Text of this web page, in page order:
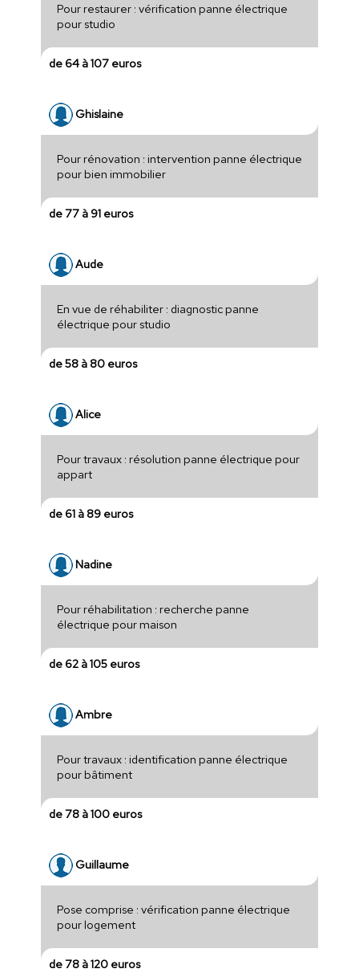
Pour restaurer : vérification panne électrique
pour studio
de 64 à 107 euros
Ghislaine
Pour rénovation : intervention panne électrique
pour bien immobilier
de 77 à 91 euros
Aude
En vue de réhabiliter : diagnostic panne
électrique pour studio
de 58 à 80 euros
Alice
Pour travaux : résolution panne électrique pour
appart
de 61 à 89 euros
Nadine
Pour réhabilitation : recherche panne
électrique pour maison
de 62 à 105 euros
Ambre
Pour travaux : identification panne électrique
pour bâtiment
de 78 à 100 euros
Guillaume
Pose comprise : vérification panne électrique
pour logement
de 78 à 120 euros